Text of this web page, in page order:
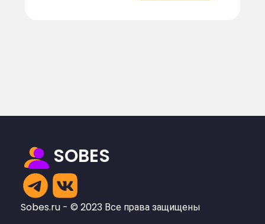
SOBES
Sobes.ru - © 2023 Все права защищены